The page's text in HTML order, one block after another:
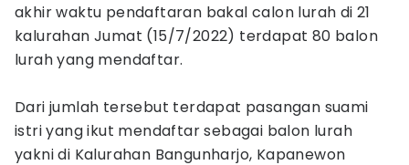
akhir waktu pendaftaran bakal calon lurah di 21
kalurahan Jumat (15/7/2022) terdapat 80 balon
lurah yang mendaftar.
Dari jumlah tersebut terdapat pasangan suami
istri yang ikut mendaftar sebagai balon lurah
yakni di Kalurahan Bangunharjo, Kapanewon